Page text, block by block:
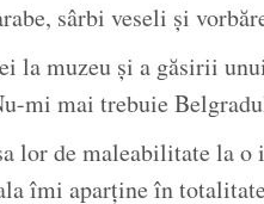
sârbi veseli și
la muzeu și a găsirii
mi mai trebuie
lor de maleabilitate la
îmi aparține în